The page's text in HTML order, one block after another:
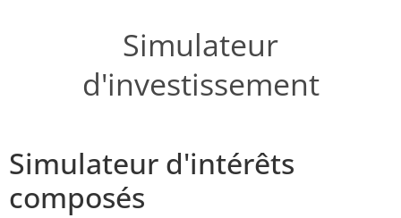
Simulateur
d'investissement
Simulateur d'intérêts
composés